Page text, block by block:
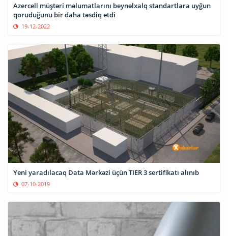
Azercell müştəri məlumatlarını beynəlxalq standartlara uyğun
qoruduğunu bir daha təsdiq etdi
19-12-2022
Yeni yaradılacaq Data Mərkəzi üçün TIER 3 sertifikatı alınıb
07-10-2019